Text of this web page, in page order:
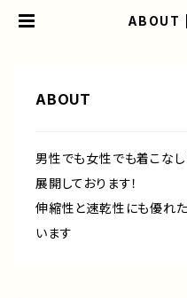
ABOUT
ABOUT
男性でも女性でも着こな
展開しております！
伸縮性と速乾性にも優れ
います